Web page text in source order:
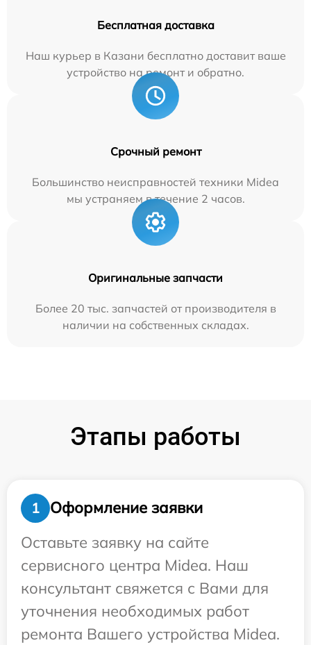
Бесплатная доставка
Наш курьер в Казани бесплатно доставит ваше
устройство на ремонт и обратно.
Срочный ремонт
Большинство неисправностей техники Midea
мы устраняем в течение 2 часов.
Оригинальные запчасти
Более 20 тыс. запчастей от производителя в
наличии на собственных складах.
Этапы работы
1
Оформление заявки
Оставьте заявку на сайте
сервисного центра Midea. Наш
консультант свяжется с Вами для
уточнения необходимых работ
ремонта Вашего устройства Midea.